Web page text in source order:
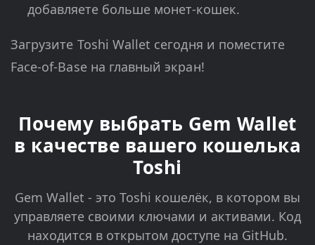
добавляете больше монет-кошек.
Загрузите Toshi Wallet сегодня и поместите
Face-of-Base на главный экран!
Почему выбрать Gem Wallet
в качестве вашего кошелька
Toshi
Gem Wallet - это Toshi кошелёк, в котором вы
управляете своими ключами и активами. Код
находится в открытом доступе на GitHub.